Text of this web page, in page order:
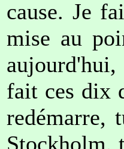
cause. Je
mise au
fait ces dix
redémarre,
Stockholm,